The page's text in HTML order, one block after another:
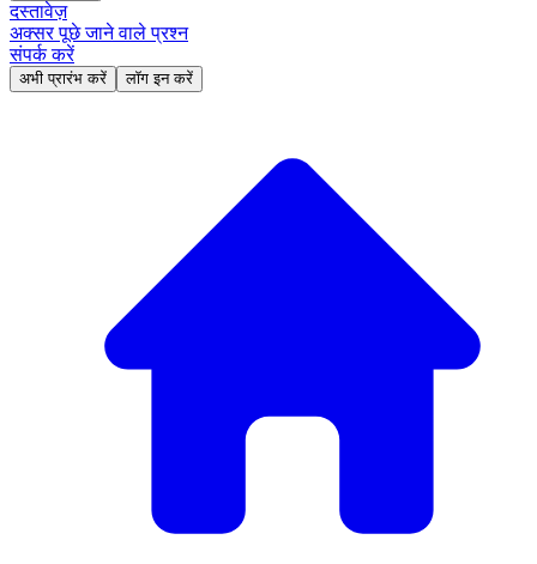
दस्तावेज़
अक्सर पूछे जाने वाले प्रश्न
संपर्क करें
अभी प्रारंभ करें लॉग इन करें